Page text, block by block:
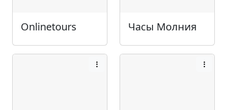
Onlinetours Часы Молния